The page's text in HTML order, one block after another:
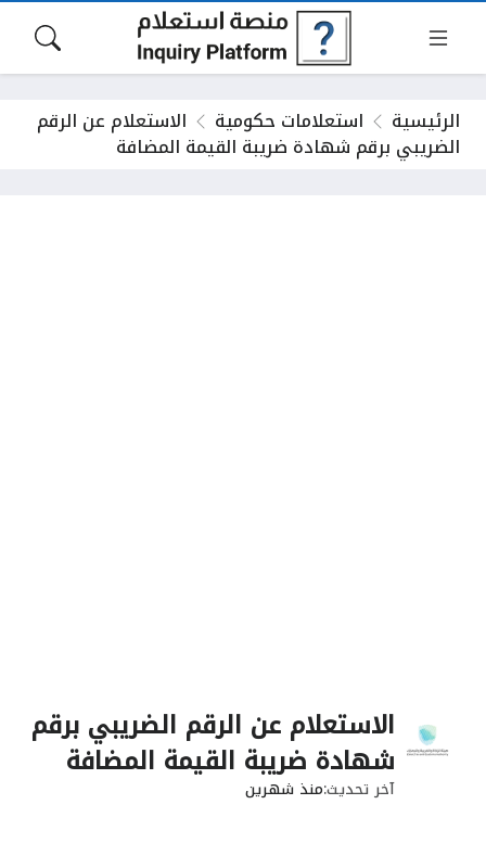
الرئيسية استعلامات حكومية الاستعلام عن الرقم
الضريبي برقم شهادة ضريبة القيمة المضافة
الاستعلام عن الرقم الضريبي برقم
شهادة ضريبة القيمة المضافة
آخر تحديثمنذ شهرين